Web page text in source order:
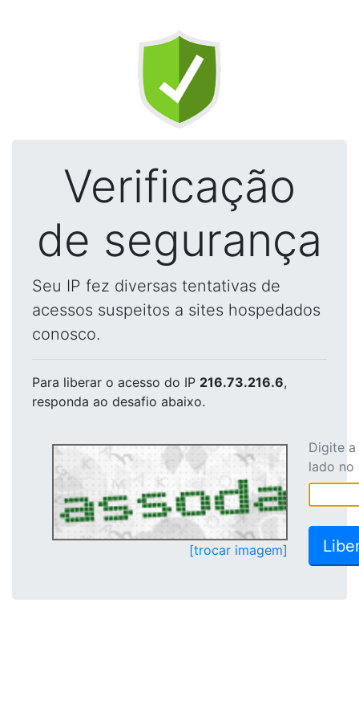
Verificação
de segurança
Seu IP fez diversas tentativas de
acessos suspeitos a sites hospedados
conosco.
Para liberar o acesso do IP 216.73.216.6,
responda ao desafio abaixo.
[trocar imagem]
Digite
lado no